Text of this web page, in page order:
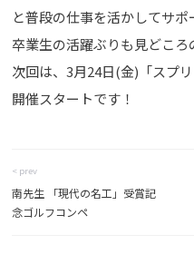
と普段の仕事を活かしてサポ
卒業生の活躍ぶりも見どころ
次回は、3月24日(金)「スプ
開催スタートです！
< prev
南先生 「現代の名工」受賞記
念ゴルフコンペ